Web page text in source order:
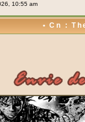
10:55 am
• Cn :